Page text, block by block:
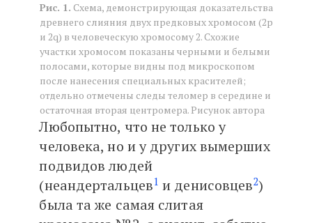
Рис. 1. Схема, демонстрирующая доказательства
древнего слияния двух предковых хромосом (2p
и 2q) в человеческую хромосому 2. Схожие
участки хромосом показаны черными и белыми
полосами, которые видны под микроскопом
после нанесения специальных красителей;
отдельно отмечены следы теломер в середине и
остаточная вторая центромера. Рисунок автора
Любопытно, что не только у
человека, но и у других вымерших
подвидов людей
(неандертальцев1 и денисовцев2)
была та же самая слитая